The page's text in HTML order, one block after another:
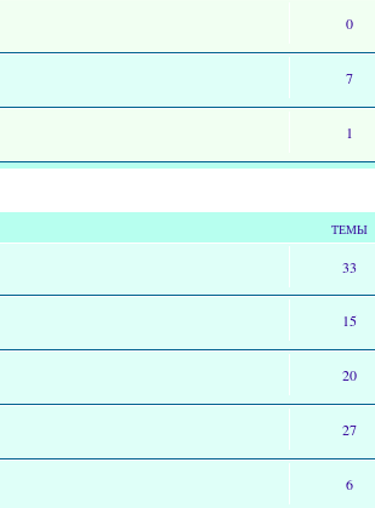
0
7
1
ТЕМЫ
33
15
20
27
6